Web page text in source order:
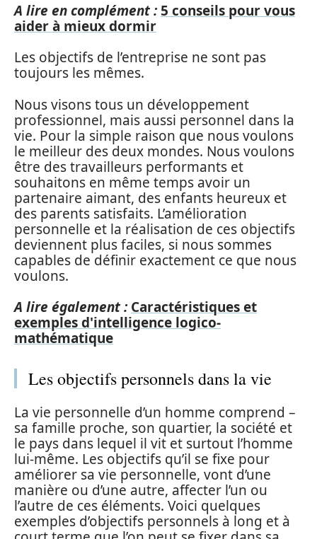
A lire en complément : 5 conseils pour vous
aider à mieux dormir
Les objectifs de l’entreprise ne sont pas
toujours les mêmes.
Nous visons tous un développement
professionnel, mais aussi personnel dans la
vie. Pour la simple raison que nous voulons
le meilleur des deux mondes. Nous voulons
être des travailleurs performants et
souhaitons en même temps avoir un
partenaire aimant, des enfants heureux et
des parents satisfaits. L’amélioration
personnelle et la réalisation de ces objectifs
deviennent plus faciles, si nous sommes
capables de définir exactement ce que nous
voulons.
A lire également : Caractéristiques et
exemples d'intelligence logico-
mathématique
Les objectifs personnels dans la vie
La vie personnelle d’un homme comprend –
sa famille proche, son quartier, la société et
le pays dans lequel il vit et surtout l’homme
lui-même. Les objectifs qu’il se fixe pour
améliorer sa vie personnelle, vont d’une
manière ou d’une autre, affecter l’un ou
l’autre de ces éléments. Voici quelques
exemples d’objectifs personnels à long et à